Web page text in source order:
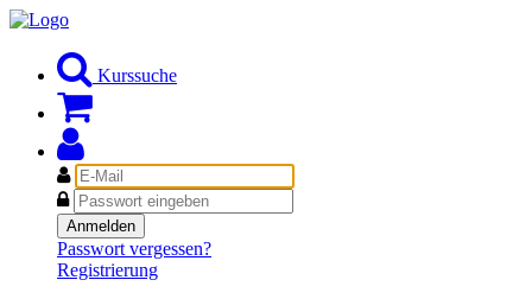
Kurssuche
E-
Mail
Passwort
Anmelden
Passwort vergessen?
Registrierung